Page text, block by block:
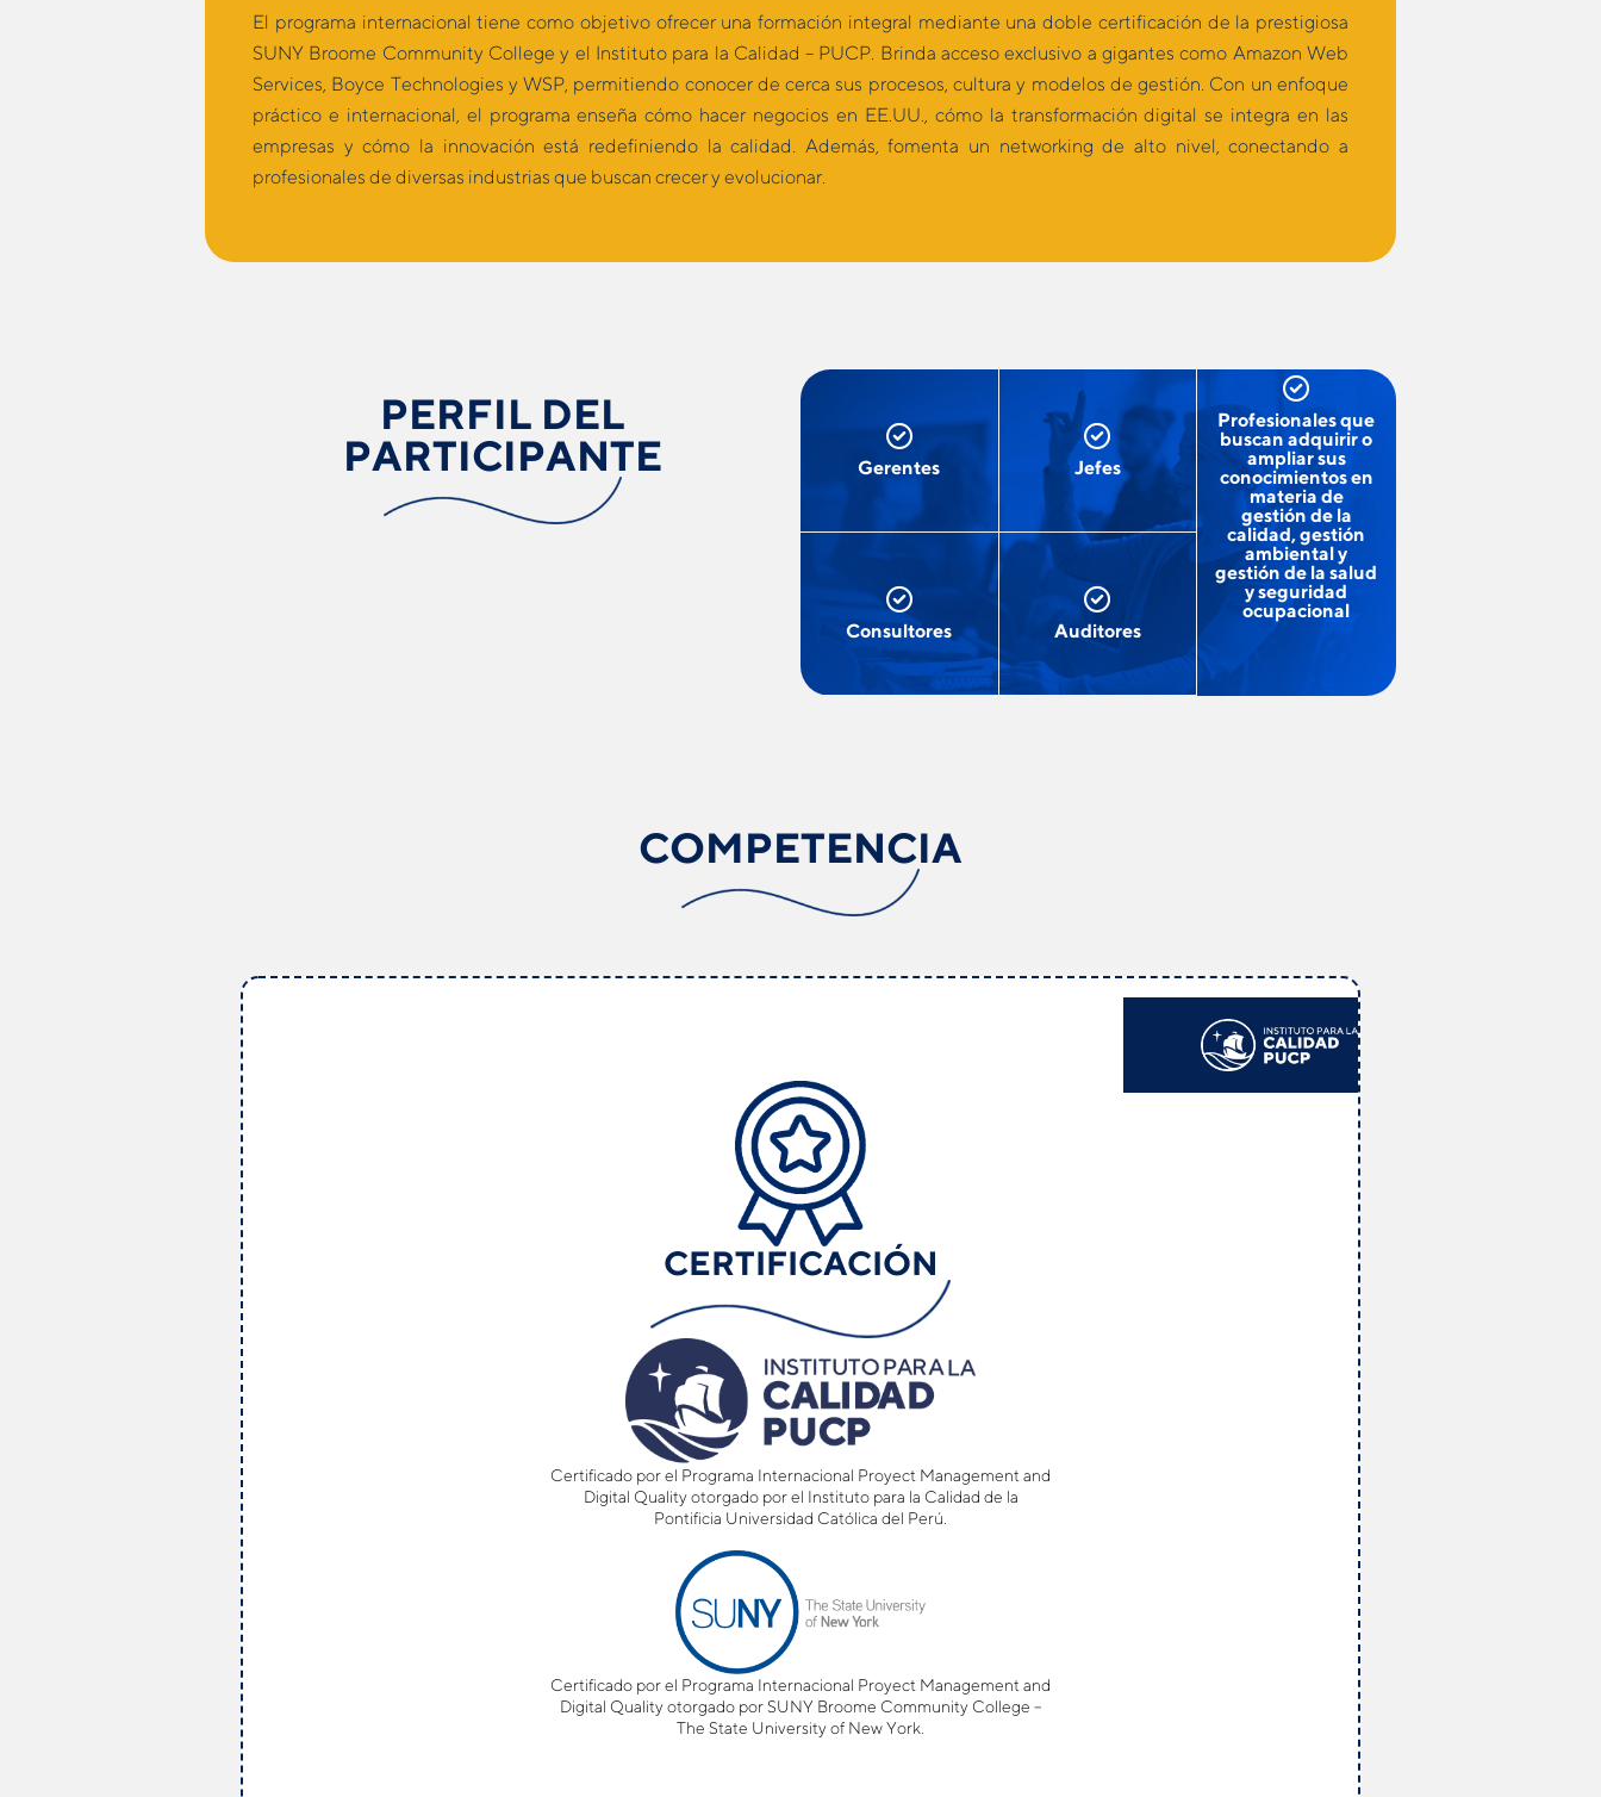
El programa internacional tiene como objetivo ofrecer una formación integral mediante una doble certificación de la prestigiosa
SUNY Broome Community College y el Instituto para la Calidad – PUCP. Brinda acceso exclusivo a gigantes como Amazon Web
Services, Boyce Technologies y WSP, permitiendo conocer de cerca sus procesos, cultura y modelos de gestión. Con un enfoque
práctico e internacional, el programa enseña cómo hacer negocios en EE.UU., cómo la transformación digital se integra en las
empresas y cómo la innovación está redefiniendo la calidad. Además, fomenta un networking de alto nivel, conectando a
profesionales de diversas industrias que buscan crecer y evolucionar.
PERFIL DEL
PARTICIPANTE
Gerentes Jefes
Consultores Auditores
Profesionales que
buscan adquirir o
ampliar sus
conocimientos en
materia de
gestión de la
calidad, gestión
ambiental y
gestión de la salud
y seguridad
ocupacional
COMPETENCIA
CERTIFICACIÓN
Certificado por el Programa Internacional Proyect Management and
Digital Quality otorgado por el Instituto para la Calidad de la
Pontificia Universidad Católica del Perú.
Certificado por el Programa Internacional Proyect Management and
Digital Quality otorgado por SUNY Broome Community College –
The State University of New York.